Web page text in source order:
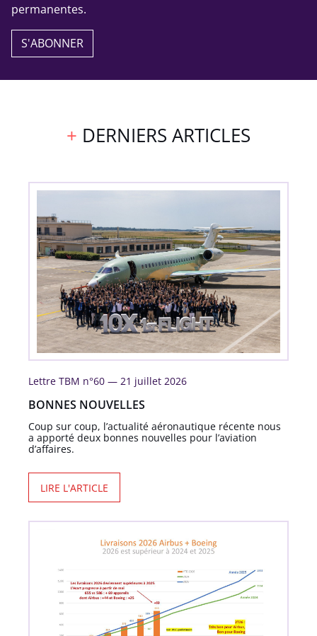
permanentes.
S'ABONNER
DERNIERS ARTICLES
Lettre TBM n°60 — 21 juillet 2026
BONNES NOUVELLES
Coup sur coup, l’actualité aéronautique récente nous
a apporté deux bonnes nouvelles pour l’aviation
d’affaires.
LIRE L'ARTICLE